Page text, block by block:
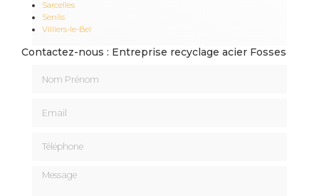
Sarcelles
Senlis
Villiers-le-Bel
Contactez-nous : Entreprise recyclage acier Fosses
Message